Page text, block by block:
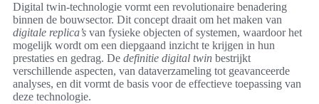
Digital twin-technologie vormt een revolutionaire benadering
binnen de bouwsector. Dit concept draait om het maken van
digitale replica’s van fysieke objecten of systemen, waardoor het
mogelijk wordt om een diepgaand inzicht te krijgen in hun
prestaties en gedrag. De definitie digital twin bestrijkt
verschillende aspecten, van dataverzameling tot geavanceerde
analyses, en dit vormt de basis voor de effectieve toepassing van
deze technologie.